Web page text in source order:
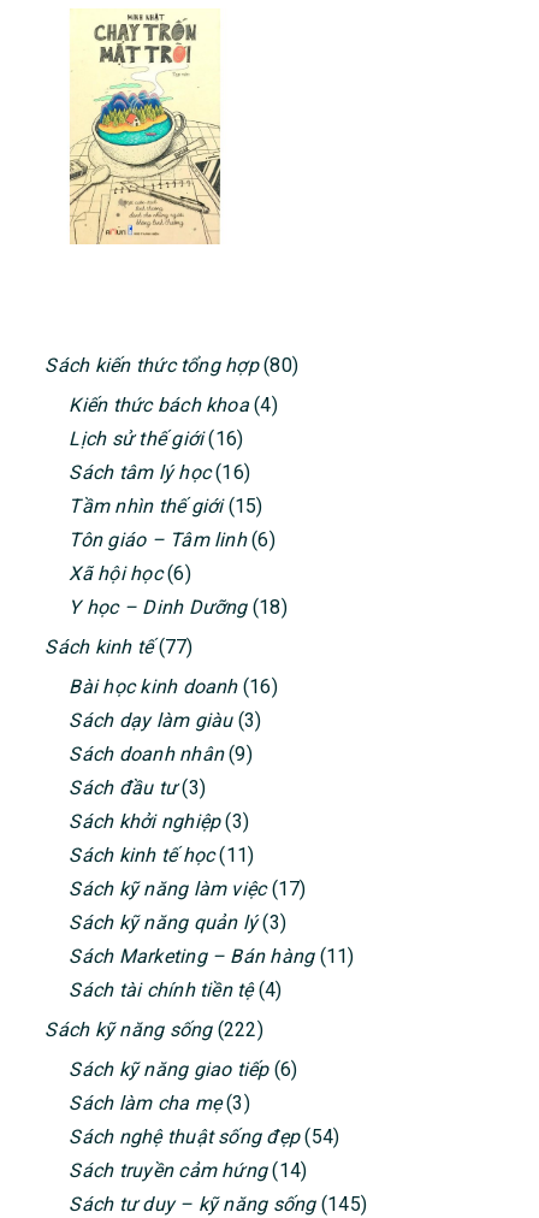
PRIMARY
SIDEBAR
Sách kiến thức tổng hợp(80)
Kiến thức bách khoa(4)
Lịch sử thế giới(16)
Sách tâm lý học(16)
Tầm nhìn thế giới(15)
Tôn giáo – Tâm linh(6)
Xã hội học(6)
Y học – Dinh Dưỡng(18)
Sách kinh tế(77)
Bài học kinh doanh(16)
Sách dạy làm giàu(3)
Sách doanh nhân(9)
Sách đầu tư(3)
Sách khởi nghiệp(3)
Sách kinh tế học(11)
Sách kỹ năng làm việc(17)
Sách kỹ năng quản lý(3)
Sách Marketing – Bán hàng(11)
Sách tài chính tiền tệ(4)
Sách kỹ năng sống(222)
Sách kỹ năng giao tiếp(6)
Sách làm cha mẹ(3)
Sách nghệ thuật sống đẹp(54)
Sách truyền cảm hứng(14)
Sách tư duy – kỹ năng sống(145)